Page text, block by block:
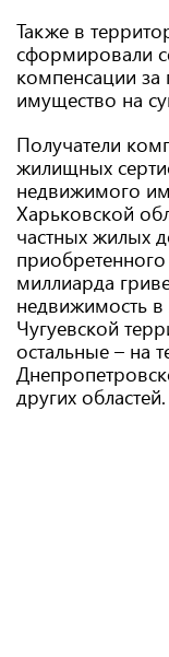
Также в
сформировали
компенсации
имущество на
Получатели
жилищных
недвижимого
Харьковской
частных жилых
миллиарда
недвижимость
Чугуевской
остальные – на
других областей.